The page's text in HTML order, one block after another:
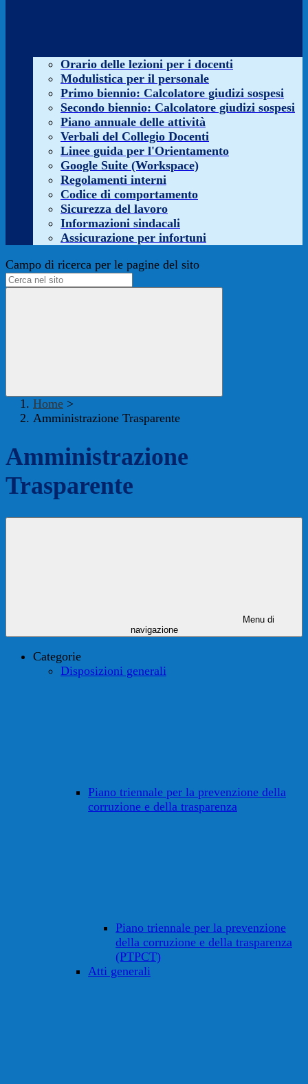
Orario delle lezioni per i docenti
Modulistica per il personale
Primo biennio: Calcolatore giudizi sospesi
Secondo biennio: Calcolatore giudizi sospesi
Piano annuale delle attività
Verbali del Collegio Docenti
Linee guida per l'Orientamento
Google Suite (Workspace)
Regolamenti interni
Codice di comportamento
Sicurezza del lavoro
Informazioni sindacali
Assicurazione per infortuni
Campo di ricerca per le pagine del sito
Home >
Amministrazione Trasparente
Amministrazione
Trasparente
Menu di
navigazione
Categorie
Disposizioni generali
Piano triennale per la prevenzione della
corruzione e della trasparenza
Piano triennale per la prevenzione
della corruzione e della trasparenza
(PTPCT)
Atti generali